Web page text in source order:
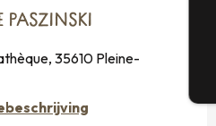
PASZINSKI
35610 Pleine-